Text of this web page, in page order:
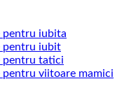
pentru iubita
pentru iubit
pentru tatici
pentru viitoare mamici